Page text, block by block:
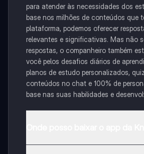
para atender às necessidades dos
base nos milhões de conteúdos que
plataforma, podemos oferecer
relevantes e significativas. Mas não
respostas, o companheiro também
você pelos desafios diários de
planos de estudo personalizados,
conteúdos no chat e 100% de
base nas suas habilidades e